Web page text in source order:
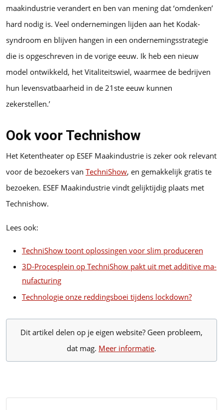
maakindustrie verandert en ben van mening dat ‘omdenken’
hard nodig is. Veel ondernemingen lijden aan het Kodak-
syndroom en blijven hangen in een ondernemingsstrategie
die is opgeschreven in de vorige eeuw. Ik heb een nieuw
model ontwikkeld, het Vitaliteitswiel, waarmee de bedrijven
hun levensvatbaarheid in de 21ste eeuw kunnen
zekerstellen.’
Ook voor Technishow
Het Ketentheater op ESEF Maakindustrie is zeker ook relevant
voor de bezoekers van TechniShow, en gemakkelijk gratis te
bezoeken. ESEF Maakindustrie vindt gelijktijdig plaats met
Technishow.
Lees ook:
TechniShow toont oplossingen voor slim produceren
3D-Procesplein op TechniShow pakt uit met additive ma­
nu­fac­tu­ring
Technologie onze reddingsboei tijdens lockdown?
Dit artikel delen op je eigen website? Geen probleem,
dat mag. Meer informatie.